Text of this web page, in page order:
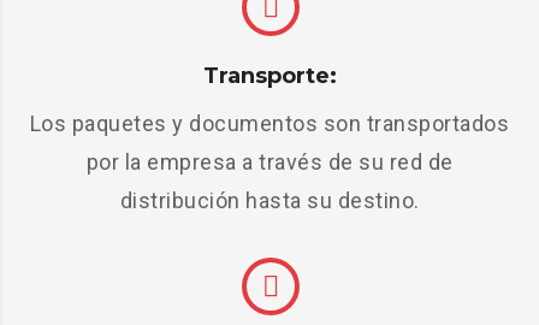
Transporte:
Los paquetes y documentos son transportados
por la empresa a través de su red de
distribución hasta su destino.